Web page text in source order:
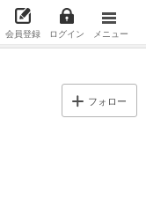
会員登録 ログイン メニュー
フォロー